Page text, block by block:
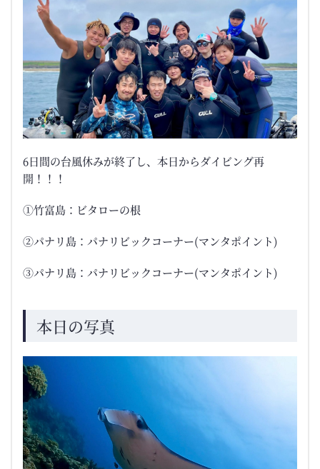
6日間の台風休みが終了し、本日からダイビング再
開！！！
①竹富島：ビタローの根
②パナリ島：パナリビックコーナー(マンタポイント)
③パナリ島：パナリビックコーナー(マンタポイント)
本日の写真